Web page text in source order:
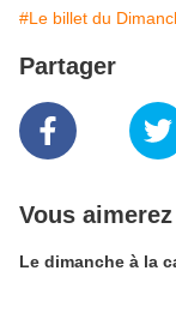
#Le billet du
Partager
Vous
Le dimanche à la